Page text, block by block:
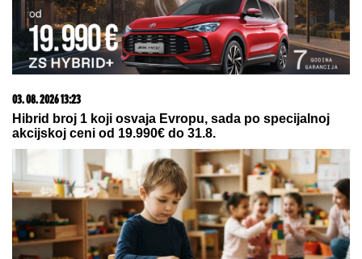
(FOTO) SVI GLEDAJU U SARU JO!Pevačica i Aleksa
Bjelogrlić ne skidaju osmeh sa lica, a ona jednim
potezom OČARALA SVE